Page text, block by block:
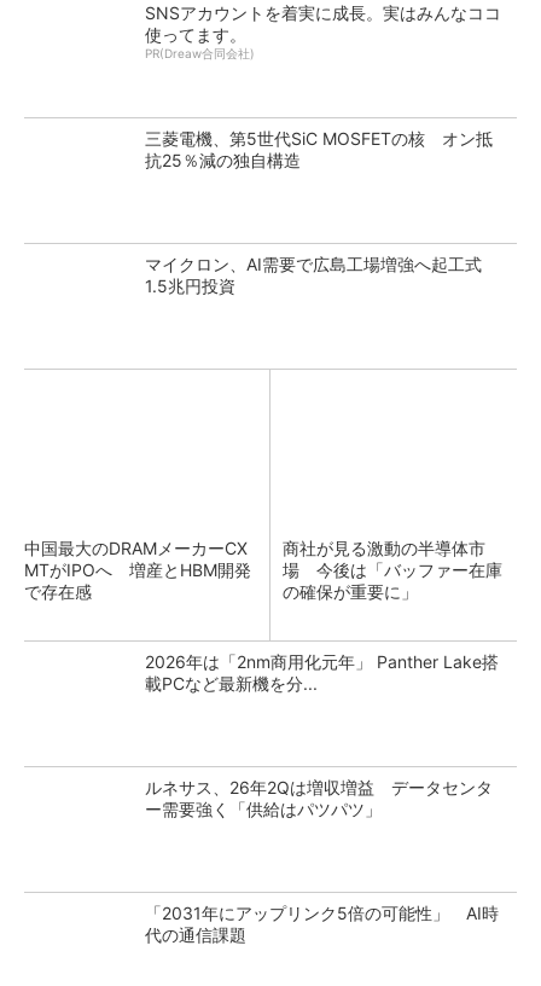
SNSアカウントを着実に成長。実はみんなココ
使ってます。
PR(Dreaw合同会社)
三菱電機、第5世代SiC MOSFETの核 オン抵
抗25％減の独自構造
マイクロン、AI需要で広島工場増強へ起工式
1.5兆円投資
中国最大のDRAMメーカーCX
MTがIPOへ 増産とHBM開発
で存在感
商社が見る激動の半導体市
場 今後は「バッファー在庫
の確保が重要に」
2026年は「2nm商用化元年」 Panther Lake搭
載PCなど最新機を分...
ルネサス、26年2Qは増収増益 データセンタ
ー需要強く「供給はパツパツ」
「2031年にアップリンク5倍の可能性」 AI時
代の通信課題